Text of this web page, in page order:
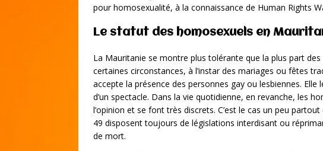
pour homosexualité, à la connaissance de Human Rights
Le statut des homosexuels en
La Mauritanie se montre plus tolérante que la plus part
certaines circonstances, à l’instar des mariages ou fêtes
accepte la présence des personnes gay ou lesbiennes.
d’un spectacle. Dans la vie quotidienne, en revanche, les
l’opinion et se font très discrets. C’est le cas un peu
49 disposent toujours de législations interdisant ou
de mort.